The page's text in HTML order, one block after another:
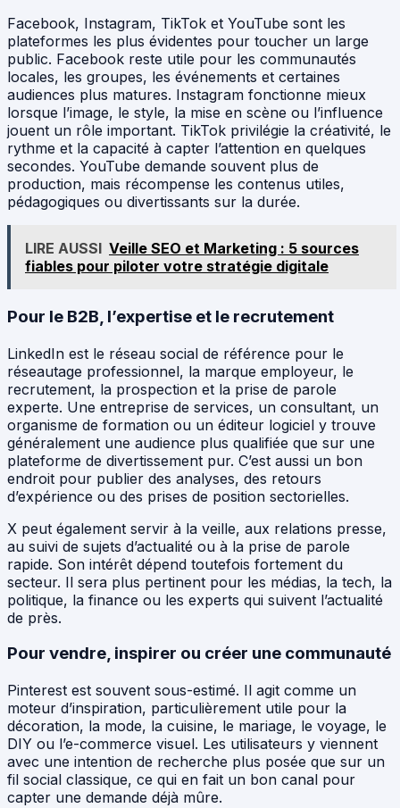
Facebook, Instagram, TikTok et YouTube sont les
plateformes les plus évidentes pour toucher un large
public. Facebook reste utile pour les communautés
locales, les groupes, les événements et certaines
audiences plus matures. Instagram fonctionne mieux
lorsque l’image, le style, la mise en scène ou l’influence
jouent un rôle important. TikTok privilégie la créativité, le
rythme et la capacité à capter l’attention en quelques
secondes. YouTube demande souvent plus de
production, mais récompense les contenus utiles,
pédagogiques ou divertissants sur la durée.
LIRE AUSSI Veille SEO et Marketing : 5 sources
fiables pour piloter votre stratégie digitale
Pour le B2B, l’expertise et le recrutement
LinkedIn est le réseau social de référence pour le
réseautage professionnel, la marque employeur, le
recrutement, la prospection et la prise de parole
experte. Une entreprise de services, un consultant, un
organisme de formation ou un éditeur logiciel y trouve
généralement une audience plus qualifiée que sur une
plateforme de divertissement pur. C’est aussi un bon
endroit pour publier des analyses, des retours
d’expérience ou des prises de position sectorielles.
X peut également servir à la veille, aux relations presse,
au suivi de sujets d’actualité ou à la prise de parole
rapide. Son intérêt dépend toutefois fortement du
secteur. Il sera plus pertinent pour les médias, la tech, la
politique, la finance ou les experts qui suivent l’actualité
de près.
Pour vendre, inspirer ou créer une communauté
Pinterest est souvent sous-estimé. Il agit comme un
moteur d’inspiration, particulièrement utile pour la
décoration, la mode, la cuisine, le mariage, le voyage, le
DIY ou l’e-commerce visuel. Les utilisateurs y viennent
avec une intention de recherche plus posée que sur un
fil social classique, ce qui en fait un bon canal pour
capter une demande déjà mûre.